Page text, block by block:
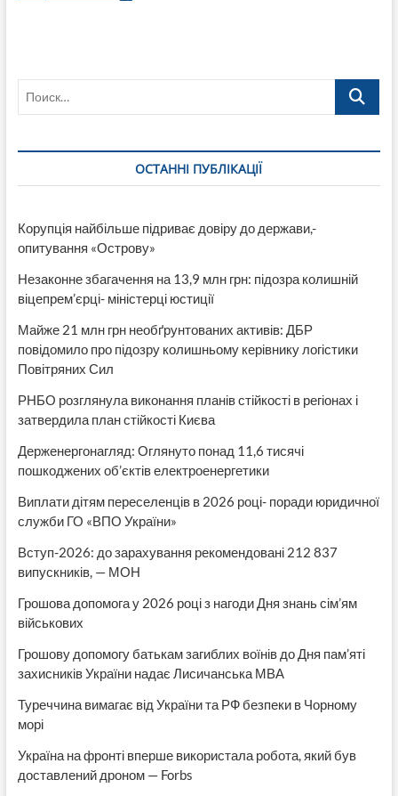
Поиск…
ОСТАННІ ПУБЛІКАЦІЇ
Корупція найбільше підриває довіру до держави,-
опитування «Острову»
Незаконне збагачення на 13,9 млн грн: підозра колишній
віцепрем’єрці- міністерці юстиції
Майже 21 млн грн необґрунтованих активів: ДБР
повідомило про підозру колишньому керівнику логістики
Повітряних Сил
РНБО розглянула виконання планів стійкості в регіонах і
затвердила план стійкості Києва
Держенергонагляд: Оглянуто понад 11,6 тисячі
пошкоджених об’єктів електроенергетики
Виплати дітям переселенців в 2026 році- поради юридичної
служби ГО «ВПО України»
Вступ-2026: до зарахування рекомендовані 212 837
випускників, — МОН
Грошова допомога у 2026 році з нагоди Дня знань сім’ям
військових
Грошову допомогу батькам загиблих воїнів до Дня пам’яті
захисників України надає Лисичанська МВА
Туреччина вимагає від України та РФ безпеки в Чорному
морі
Україна на фронті вперше використала робота, який був
доставлений дроном — Forbs